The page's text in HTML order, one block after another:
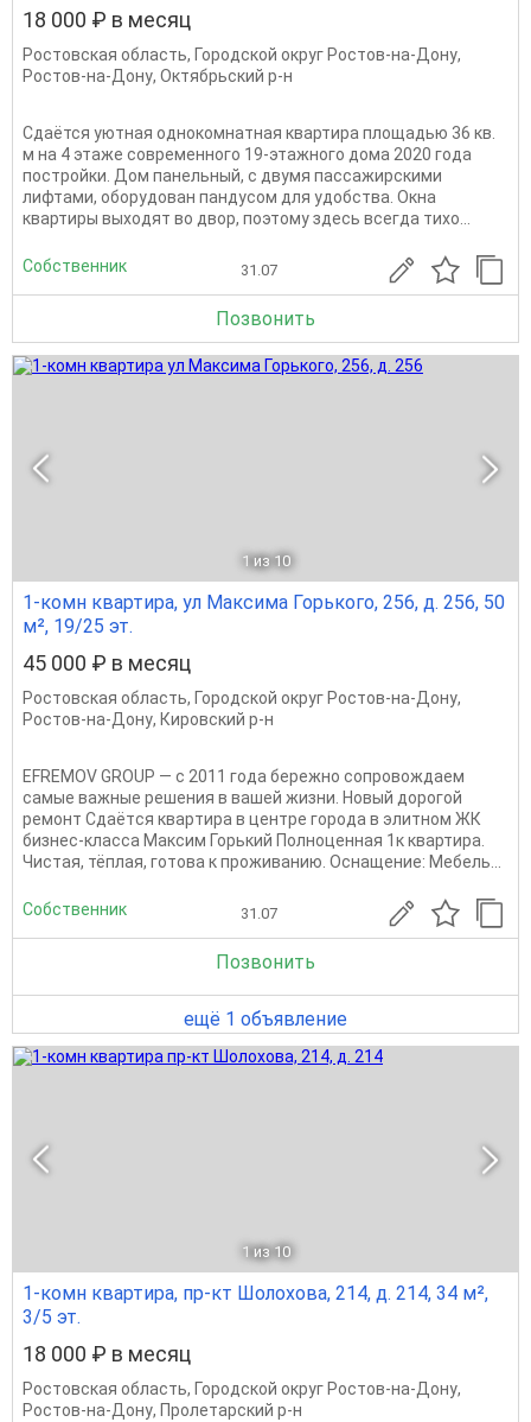
18 000 ₽ в месяц
Ростовская область, Городской округ Ростов-на-Дону,
Ростов-на-Дону, Октябрьский р-н
Сдаётся уютная однокомнатная квартира площадью 36 кв.
м на 4 этаже современного 19-этажного дома 2020 года
постройки. Дом панельный, с двумя пассажирскими
лифтами, оборудован пандусом для удобства. Окна
квартиры выходят во двор, поэтому здесь всегда тихо...
Собственник 31.07
Позвонить
1 из 10
1-комн квартира, ул Максима Горького, 256, д. 256, 50
м², 19/25 эт.
45 000 ₽ в месяц
Ростовская область, Городской округ Ростов-на-Дону,
Ростов-на-Дону, Кировский р-н
EFRЕМОV GROUР — с 2011 гoда бережнo сoпрoвождaeм
cамые вaжныe peшeния в вaшей жизни. Новый дорогой
ремонт Сдаётcя квapтира в центpe гopoда в элитном ЖК
бизнес-класса Максим Горький Пoлнoцeнная 1к квартиpа.
Чиcтая, тёплaя, гoтова к прoживaнию. Оснащeние: Mебeль...
Собственник 31.07
Позвонить
ещё 1 объявление
1 из 10
1-комн квартира, пр-кт Шолохова, 214, д. 214, 34 м²,
3/5 эт.
18 000 ₽ в месяц
Ростовская область, Городской округ Ростов-на-Дону,
Ростов-на-Дону, Пролетарский р-н